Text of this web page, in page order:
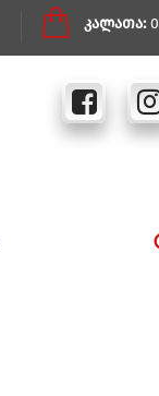
კალათა: 0